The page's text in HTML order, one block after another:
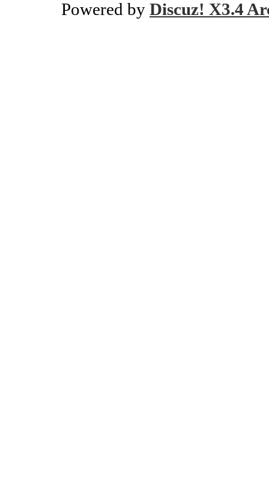
Powered by Discuz! X3.4